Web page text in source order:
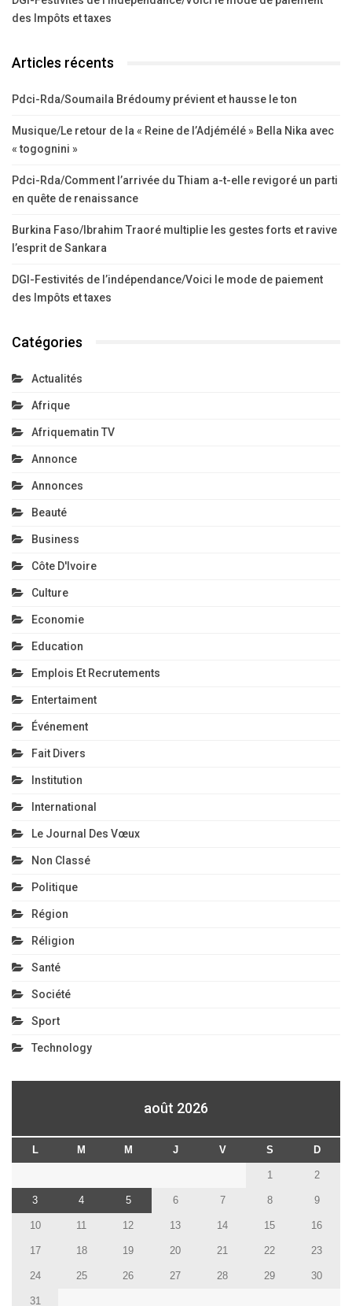
des Impôts et taxes
Articles récents
Pdci-Rda/Soumaila Brédoumy prévient et hausse le ton
Musique/Le retour de la « Reine de l’Adjémélé » Bella Nika avec
« togognini »
Pdci-Rda/Comment l’arrivée du Thiam a-t-elle revigoré un parti
en quête de renaissance
Burkina Faso/Ibrahim Traoré multiplie les gestes forts et ravive
l’esprit de Sankara
DGI-Festivités de l’indépendance/Voici le mode de paiement
des Impôts et taxes
Catégories
Actualités
Afrique
Afriquematin TV
Annonce
Annonces
Beauté
Business
Côte D'Ivoire
Culture
Economie
Education
Emplois Et Recrutements
Entertaiment
Événement
Fait Divers
Institution
International
Le Journal Des Vœux
Non Classé
Politique
Région
Réligion
Santé
Société
Sport
Technology
août 2026
L M M J V S D
1 2
3 4 5 6 7 8 9
10 11 12 13 14 15 16
17 18 19 20 21 22 23
24 25 26 27 28 29 30
31